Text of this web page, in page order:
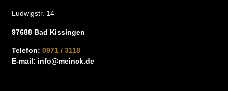
Ludwigstr. 14
97688 Bad Kissingen
Telefon: 0971 / 3118
E-mail: info@meinck.de